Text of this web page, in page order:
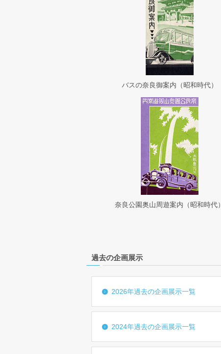
バスの奈良御案内（昭和時代）
奈良公園奥山周遊案内（昭和時代）
過去の企画展示
2026年過去の企画展示一覧
2024年過去の企画展示一覧